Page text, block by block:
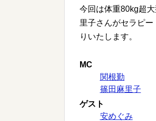
今回は体重80kg超
里子さんがセラピー
りいたします。
MC
関根勤
篠田麻里子
ゲスト
安めぐみ